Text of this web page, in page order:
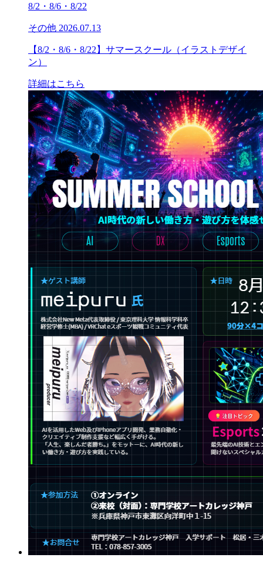
8/2・8/6・8/22
その他 2026.07.13
【8/2・8/6・8/22】サマースクール（イラストデザイ
ン）
詳細はこちら